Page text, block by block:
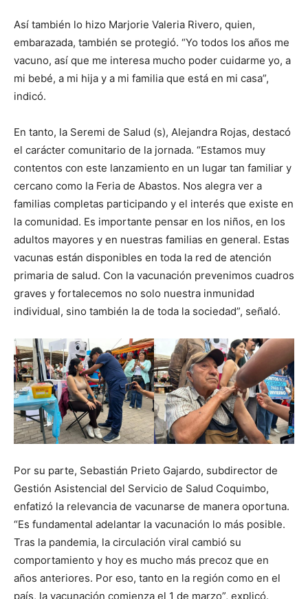
Así también lo hizo Marjorie Valeria Rivero, quien,
embarazada, también se protegió. “Yo todos los años me
vacuno, así que me interesa mucho poder cuidarme yo, a
mi bebé, a mi hija y a mi familia que está en mi casa”,
indicó.
En tanto, la Seremi de Salud (s), Alejandra Rojas, destacó
el carácter comunitario de la jornada. “Estamos muy
contentos con este lanzamiento en un lugar tan familiar y
cercano como la Feria de Abastos. Nos alegra ver a
familias completas participando y el interés que existe en
la comunidad. Es importante pensar en los niños, en los
adultos mayores y en nuestras familias en general. Estas
vacunas están disponibles en toda la red de atención
primaria de salud. Con la vacunación prevenimos cuadros
graves y fortalecemos no solo nuestra inmunidad
individual, sino también la de toda la sociedad”, señaló.
Por su parte, Sebastián Prieto Gajardo, subdirector de
Gestión Asistencial del Servicio de Salud Coquimbo,
enfatizó la relevancia de vacunarse de manera oportuna.
“Es fundamental adelantar la vacunación lo más posible.
Tras la pandemia, la circulación viral cambió su
comportamiento y hoy es mucho más precoz que en
años anteriores. Por eso, tanto en la región como en el
país, la vacunación comienza el 1 de marzo”, explicó.